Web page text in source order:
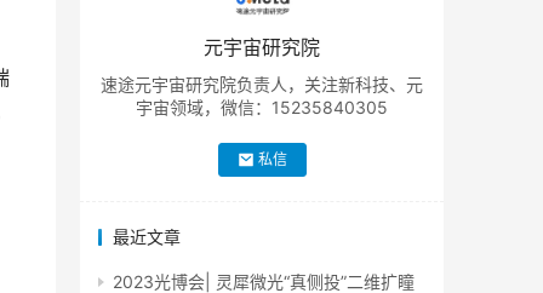
元宇宙研究院
速途元宇宙研究院负责人，关注新科技、元
宇宙领域，微信：15235840305
私信
最近文章
2023光博会| 灵犀微光“真侧投”二维扩瞳